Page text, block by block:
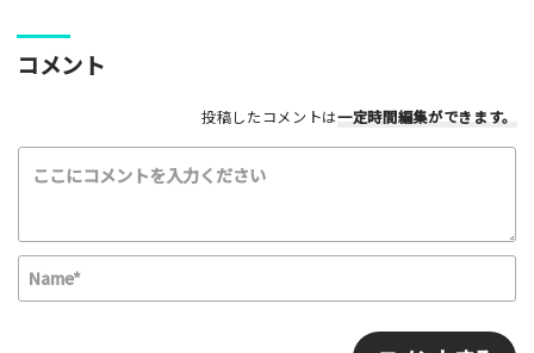
上級者向け
初心者向け
ファミリー向け
利用者多い
利用者少ない
写真など
コメント
投稿したコメントは一定時間編集ができます。